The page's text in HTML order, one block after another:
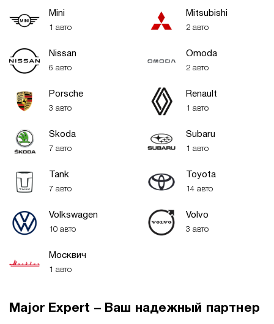
Mini
1 авто
Mitsubishi
2 авто
Nissan
6 авто
Omoda
2 авто
Porsche
3 авто
Renault
1 авто
Skoda
7 авто
Subaru
1 авто
Tank
7 авто
Toyota
14 авто
Volkswagen
10 авто
Volvo
3 авто
Москвич
1 авто
Major Expert – Ваш надежный партнер